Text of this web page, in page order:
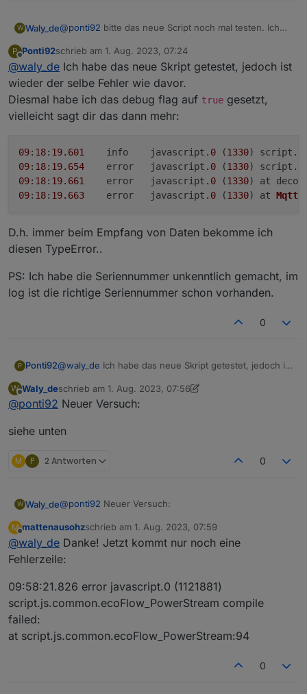
W Waly_de@ponti92 bitte das neue Script noch mal testen. Ich
Wenn da Einträge mit:
Ungültiger hexString: XXX
kommen, bitte schicken.
P
Offline
Ponti92schrieb am 1. Aug. 2023, 07:24
zuletzt editiert von
@waly_de Ich habe das neue Skript getestet, jedoch ist
wieder der selbe Fehler wie davor.
Diesmal habe ich das debug flag auf true gesetzt,
vielleicht sagt dir das dann mehr:
09: 18: 19.601
	info	javascript
.0 (1330) script.
09: 18: 19.654
	error	javascript
.0 (1330) script.
09: 18: 19.661
	error	javascript
.0 (1330) at
09: 18: 19.663
	error	javascript
.0 (1330) at
D.h. immer beim Empfang von Daten bekomme ich
diesen TypeError..
PS: Ich habe die Seriennummer unkenntlich gemacht, im
log ist die richtige Seriennummer schon vorhanden.
0
P Ponti92@waly_de Ich habe das neue Skript getestet, jedoch ist
Diesmal habe ich das debug flag auf
vielleicht sagt dir das dann mehr:
09:18:19.601	info	javascript.0 (1330)
09:18:19.654	error	javascript.0 (1330)
diesen TypeError..
im log ist die richtige Seriennummer schon vorhanden.
W
Offline
Waly_deschrieb am 1. Aug. 2023, 07:56
zuletzt editiert von Waly_de 8. Jan. 2023, 10:33
@ponti92 Neuer Versuch:
siehe unten
M P 2 Antworten 0
W Waly_de@ponti92 Neuer Versuch:
siehe unten
M
Offline
mattenausohzschrieb am 1. Aug. 2023, 07:59
zuletzt editiert von
@waly_de Danke! Jetzt kommt nur noch eine
Fehlerzeile:
09:58:21.826 error javascript.0 (1121881)
script.js.common.ecoFlow_PowerStream compile
failed:
at script.js.common.ecoFlow_PowerStream:94
0